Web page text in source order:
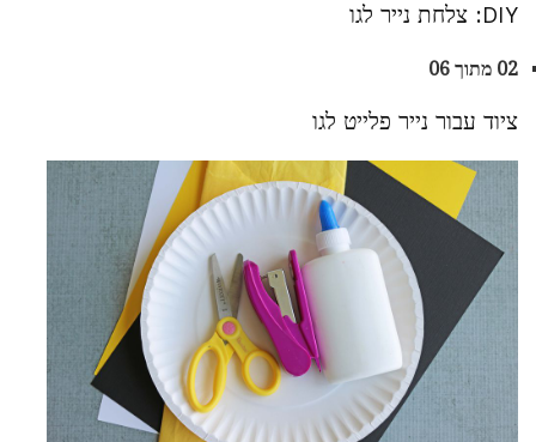
DIY: צלחת נייר לגו
02 מתוך 06
ציוד עבור נייר פלייט לגו